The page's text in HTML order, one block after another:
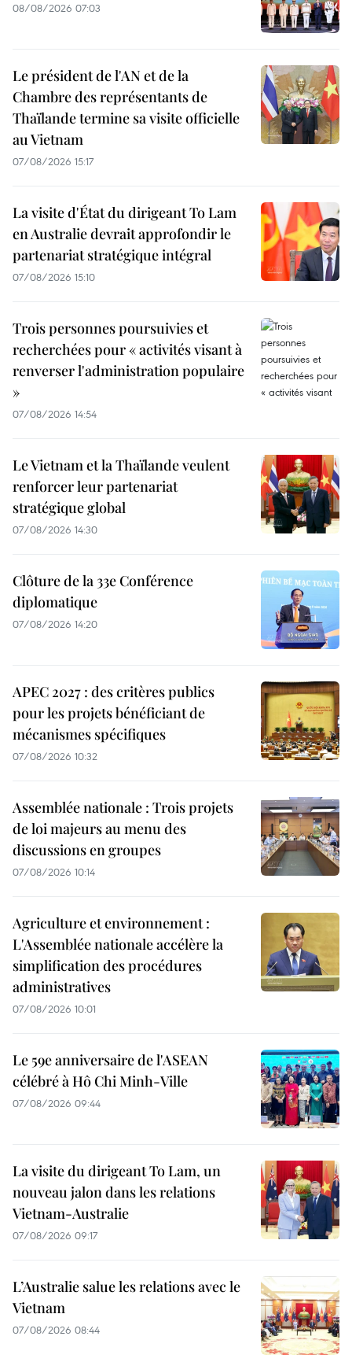
08/08/2026 07:03
Le président de l'AN et de la
Chambre des représentants de
Thaïlande termine sa visite officielle
au Vietnam
07/08/2026 15:17
La visite d'État du dirigeant To Lam
en Australie devrait approfondir le
partenariat stratégique intégral
07/08/2026 15:10
Trois personnes poursuivies et
recherchées pour « activités visant à
renverser l'administration populaire
»
07/08/2026 14:54
Le Vietnam et la Thaïlande veulent
renforcer leur partenariat
stratégique global
07/08/2026 14:30
Clôture de la 33e Conférence
diplomatique
07/08/2026 14:20
APEC 2027 : des critères publics
pour les projets bénéficiant de
mécanismes spécifiques
07/08/2026 10:32
Assemblée nationale : Trois projets
de loi majeurs au menu des
discussions en groupes
07/08/2026 10:14
Agriculture et environnement :
L'Assemblée nationale accélère la
simplification des procédures
administratives
07/08/2026 10:01
Le 59e anniversaire de l'ASEAN
célébré à Hô Chi Minh-Ville
07/08/2026 09:44
La visite du dirigeant To Lam, un
nouveau jalon dans les relations
Vietnam-Australie
07/08/2026 09:17
L’Australie salue les relations avec le
Vietnam
07/08/2026 08:44